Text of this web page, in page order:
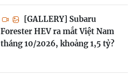
[GALLERY] Subaru
Forester HEV ra mắt Việt Nam
tháng 10/2026, khoảng 1,5 tỷ?